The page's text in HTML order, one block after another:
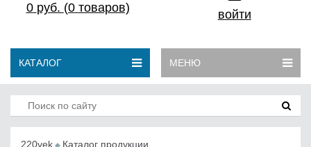
0 руб. (0 товаров) войти
КАТАЛОГ МЕНЮ
220vek
Каталог продукции